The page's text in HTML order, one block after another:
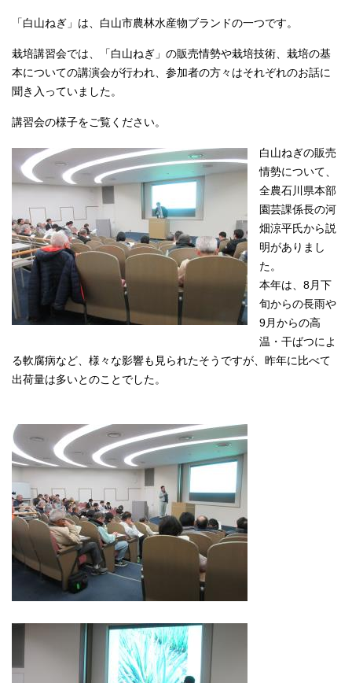
「白山ねぎ」は、白山市農林水産物ブランドの一つです。
栽培講習会では、「白山ねぎ」の販売情勢や栽培技術、栽培の基
本についての講演会が行われ、参加者の方々はそれぞれのお話に
聞き入っていました。
講習会の様子をご覧ください。
白山ねぎの販売
情勢について、
全農石川県本部
園芸課係長の河
畑涼平氏から説
明がありまし
た。
本年は、8月下
旬からの長雨や
9月からの高
温・干ばつによ
る軟腐病など、様々な影響も見られたそうですが、昨年に比べて
出荷量は多いとのことでした。